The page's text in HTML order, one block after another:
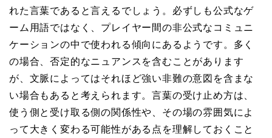
れた言葉であると言えるでしょう。必ずしも公式なゲ
ーム用語ではなく、プレイヤー間の非公式なコミュニ
ケーションの中で使われる傾向にあるようです。多く
の場合、否定的なニュアンスを含むことがあります
が、文脈によってはそれほど強い非難の意図を含まな
い場合もあると考えられます。言葉の受け止め方は、
使う側と受け取る側の関係性や、その場の雰囲気によ
って大きく変わる可能性がある点を理解しておくこと